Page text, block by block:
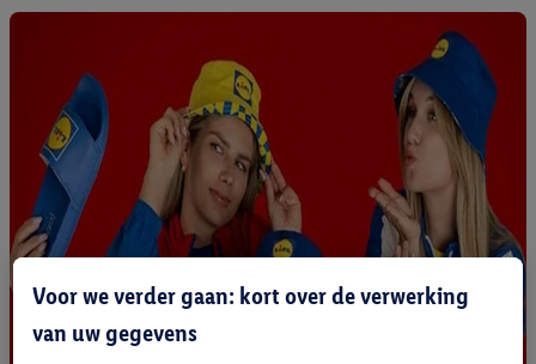
Voor we verder gaan: kort over de verwerking
van uw gegevens